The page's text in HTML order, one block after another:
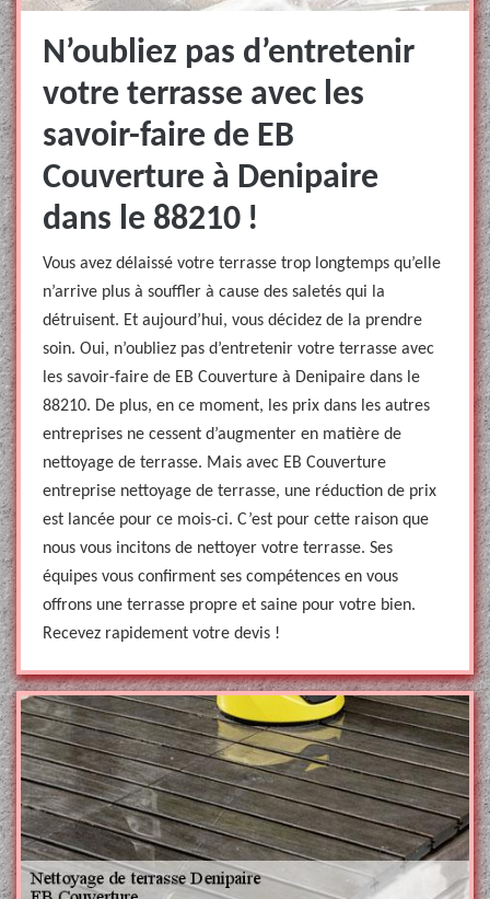
N’oubliez pas d’entretenir
votre terrasse avec les
savoir-faire de EB
Couverture à Denipaire
dans le 88210 !
Vous avez délaissé votre terrasse trop longtemps qu’elle
n’arrive plus à souffler à cause des saletés qui la
détruisent. Et aujourd’hui, vous décidez de la prendre
soin. Oui, n’oubliez pas d’entretenir votre terrasse avec
les savoir-faire de EB Couverture à Denipaire dans le
88210. De plus, en ce moment, les prix dans les autres
entreprises ne cessent d’augmenter en matière de
nettoyage de terrasse. Mais avec EB Couverture
entreprise nettoyage de terrasse, une réduction de prix
est lancée pour ce mois-ci. C’est pour cette raison que
nous vous incitons de nettoyer votre terrasse. Ses
équipes vous confirment ses compétences en vous
offrons une terrasse propre et saine pour votre bien.
Recevez rapidement votre devis !